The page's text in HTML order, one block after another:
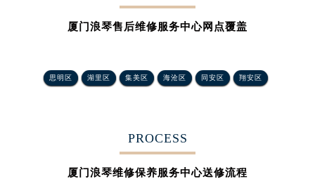
厦门浪琴售后维修服务中心网点覆盖
思明区 湖里区 集美区 海沧区 同安区 翔安区
PROCESS
厦门浪琴维修保养服务中心送修流程